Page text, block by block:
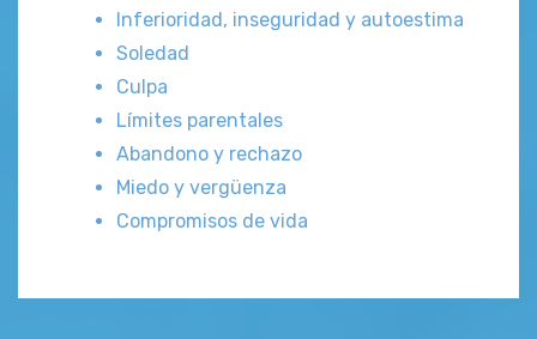
Inferioridad, inseguridad y autoestima
Soledad
Culpa
Límites parentales
Abandono y rechazo
Miedo y vergüenza
Compromisos de vida